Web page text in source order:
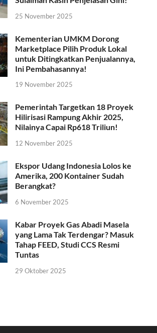
25 November 2025
Kementerian UMKM Dorong
Marketplace Pilih Produk Lokal
untuk Ditingkatkan Penjualannya,
Ini Pembahasannya!
19 November 2025
Pemerintah Targetkan 18 Proyek
Hilirisasi Rampung Akhir 2025,
Nilainya Capai Rp618 Triliun!
12 November 2025
Ekspor Udang Indonesia Lolos ke
Amerika, 200 Kontainer Sudah
Berangkat?
6 November 2025
Kabar Proyek Gas Abadi Masela
yang Lama Tak Terdengar? Masuk
Tahap FEED, Studi CCS Resmi
Tuntas
29 Oktober 2025